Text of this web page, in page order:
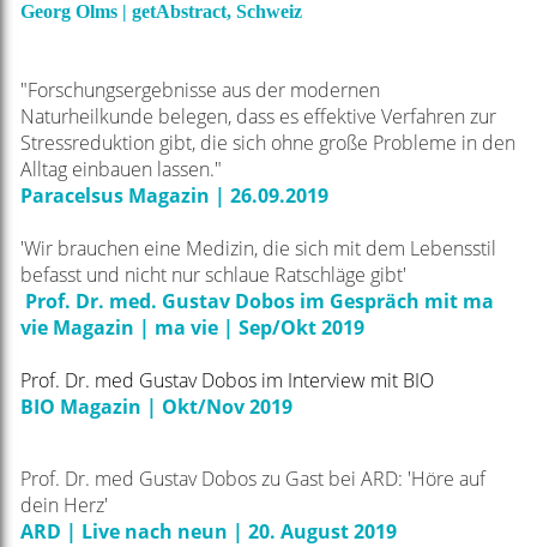
Georg Olms | getAbstract, Schweiz
"Forschungsergebnisse aus der modernen
Naturheilkunde belegen, dass es effektive Verfahren zur
Stressreduktion gibt, die sich ohne große Probleme in den
Alltag einbauen lassen."
Paracelsus Magazin | 26.09.2019
'Wir brauchen eine Medizin, die sich mit dem Lebensstil
befasst und nicht nur schlaue Ratschläge gibt'
Prof. Dr. med. Gustav Dobos im Gespräch mit ma
vie Magazin | ma vie | Sep/Okt 2019
Prof. Dr. med Gustav Dobos im Interview mit BIO
BIO Magazin | Okt/Nov 2019
Prof. Dr. med Gustav Dobos zu Gast bei ARD: 'Höre auf
dein Herz'
ARD | Live nach neun | 20. August 2019